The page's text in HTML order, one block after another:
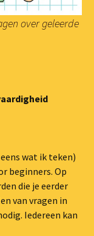
over geleerde
wat ik teken)
beginners. Op
die je eerder
van vragen in
Iedereen kan
ce que je